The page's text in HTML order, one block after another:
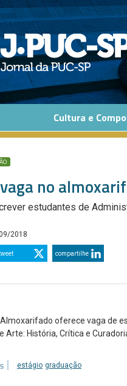
Cultura e
no
estudantes de
2018
compartilhe
oferece vaga de
Arte: História, Crítica e
estágio graduação